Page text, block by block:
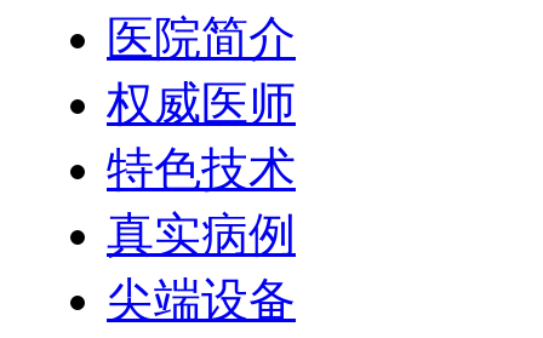
医院简介
权威医师
特色技术
真实病例
尖端设备